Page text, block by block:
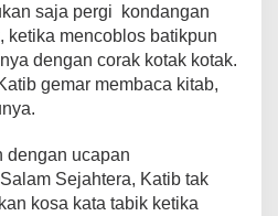
saja pergi kondangan
ketika mencoblos batikpun
dengan corak kotak kotak.
gemar membaca kitab,
dengan ucapan
Sejahtera, Katib tak
kosa kata tabik ketika